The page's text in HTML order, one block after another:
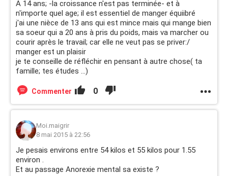
A 14 ans; -la croissance n'est pas terminée- et à
n'importe quel age; il est essentiel de manger équiibré
j'ai une nièce de 13 ans qui est mince mais qui mange bien
sa soeur qui a 20 ans à pris du poids, mais va marcher ou
courir après le travail; car elle ne veut pas se priver:/
manger est un plaisir
je te conseille de réfléchir en pensant à autre chose( ta
famille; tes études ...)
Commenter 0
Moi.maigrir
8 mai 2015 à 22:56
Je pesais environs entre 54 kilos et 55 kilos pour 1.55
environ .
Et au passage Anorexie mental sa existe ?